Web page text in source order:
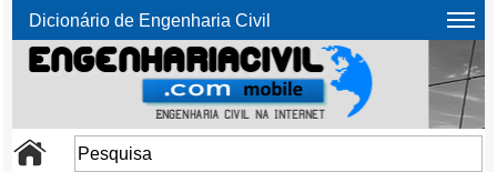
Dicionário de Engenharia Civil